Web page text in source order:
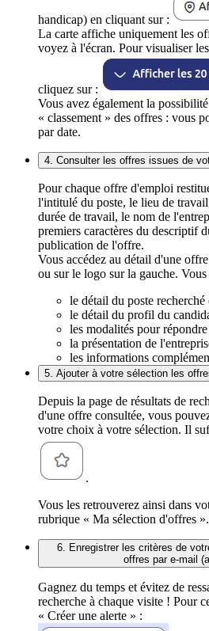
handicap) en cliquant sur :
La carte affiche uniquement les
voyez à l'écran. Pour visualiser
cliquez sur :
Vous avez également la
« classement » des offres : vous
par date.
4. Consulter les offres issues de
Pour chaque offre d'emploi
l'intitulé du poste, le lieu de
durée de travail, le nom de
premiers caractères du descriptif
publication de l'offre.
Vous accédez au détail d'une
ou sur le logo sur la gauche.
le détail du poste
le détail du profil du
les modalités pour
la présentation de
les informations
5. Ajouter à votre sélection les
Depuis la page de résultats de
d'une offre consultée, vous
votre choix à votre sélection. Il
.
Vous les retrouverez ainsi dans
rubrique « Ma sélection d'offres ».
6. Enregistrer les critères de
offres par e-mail
Gagnez du temps et évitez de
recherche à chaque visite ! Pour
« Créer une alerte » :